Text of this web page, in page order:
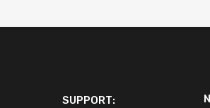
SUPPORT: